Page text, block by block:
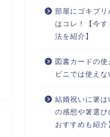
部屋にゴキブ
はコレ！【今
法を紹介】
図書カードの
ビニでは使えな
結婚祝いに箸は
の感想や箸選
おすすめも紹介